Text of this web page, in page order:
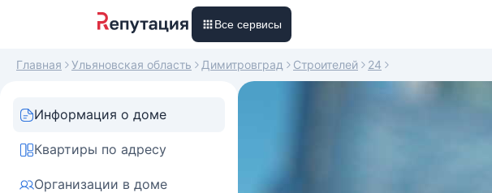
Все сервисы
Главная Ульяновская область Димитровград Строителей 24
Информация о доме
Квартиры по адресу
Организации в доме